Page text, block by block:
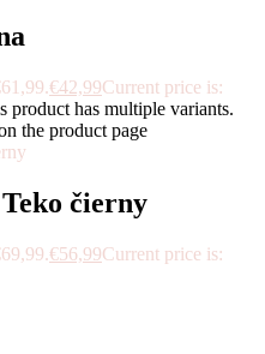
€42,99Current price is:
product has multiple variants.
the product page
čierny
€56,99Current price is: